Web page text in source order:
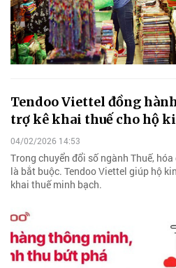
Tendoo Viettel đồng
trợ kê khai thuế cho hộ
04/02/2026 14:53
Trong chuyển đổi số ngành Thuế,
là bắt buộc. Tendoo Viettel giúp hộ
khai thuế minh bạch.